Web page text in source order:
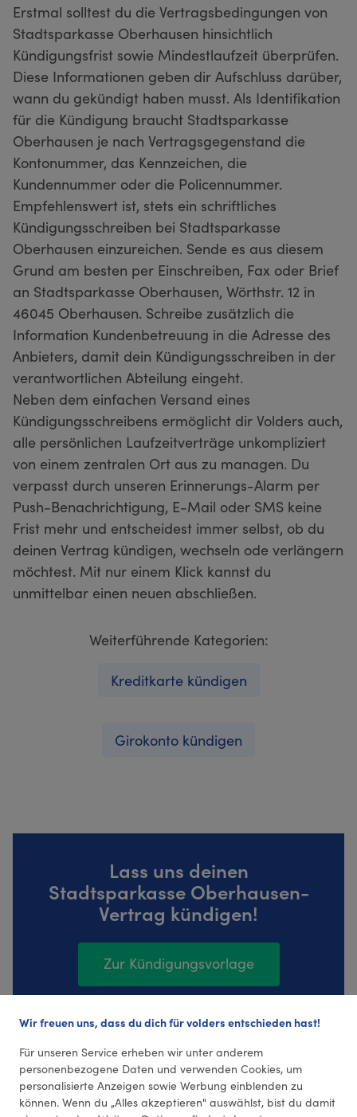
Erstmal solltest du die Vertragsbedingungen von
Stadtsparkasse Oberhausen hinsichtlich
Kündigungsfrist sowie Mindestlaufzeit überprüfen.
Diese Informationen geben dir Aufschluss darüber,
wann du gekündigt haben musst. Als Identifikation
für die Kündigung braucht Stadtsparkasse
Oberhausen je nach Vertragsgegenstand die
Kontonummer, das Kennzeichen, die
Kundennummer oder die Policennummer.
Empfehlenswert ist, stets ein schriftliches
Kündigungsschreiben bei Stadtsparkasse
Oberhausen einzureichen. Sende es aus diesem
Grund am besten per Einschreiben, Fax oder Brief
an Stadtsparkasse Oberhausen, Wörthstr. 12 in
46045 Oberhausen. Schreibe zusätzlich die
Information Kundenbetreuung in die Adresse des
Anbieters, damit dein Kündigungsschreiben in der
verantwortlichen Abteilung eingeht.
Neben dem einfachen Versand eines
Kündigungsschreibens ermöglicht dir Volders auch,
alle persönlichen Laufzeitverträge unkompliziert
von einem zentralen Ort aus zu managen. Du
verpasst durch unseren Erinnerungs-Alarm per
Push-Benachrichtigung, E-Mail oder SMS keine
Frist mehr und entscheidest immer selbst, ob du
deinen Vertrag kündigen, wechseln ode verlängern
möchtest. Mit nur einem Klick kannst du
unmittelbar einen neuen abschließen.
Weiterführende Kategorien:
Kreditkarte kündigen
Girokonto kündigen
Lass uns deinen
Stadtsparkasse Oberhausen-
Vertrag kündigen!
Zur Kündigungsvorlage
16 Bewertungen (4,13 Durchschnitt)
Wir freuen uns, dass du dich für volders entschieden hast!
Für unseren Service erheben wir unter anderem
personenbezogene Daten und verwenden Cookies, um
personalisierte Anzeigen sowie Werbung einblenden zu
können. Wenn du „Alles akzeptieren" auswählst, bist du damit